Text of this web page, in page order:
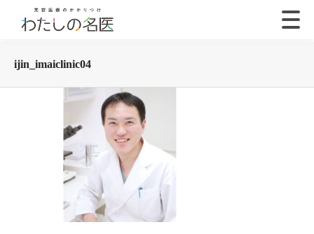
ijin_imaiclinic04